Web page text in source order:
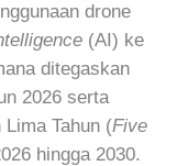
drone
(AI) ke
ditegaskan
2026 serta
Tahun (Five
hingga 2030.